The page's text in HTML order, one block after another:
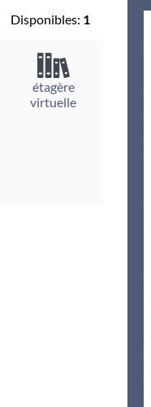
Disponibles: 1
étagère
virtuelle